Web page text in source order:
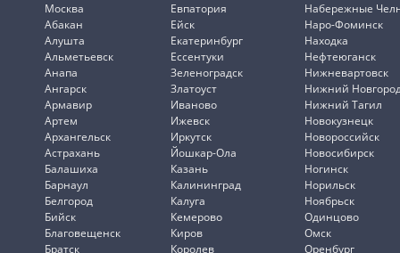
Москва
Абакан
Алушта
Альметьевск
Анапа
Ангарск
Армавир
Артем
Архангельск
Астрахань
Балашиха
Барнаул
Белгород
Бийск
Благовещенск
Братск
Евпатория
Ейск
Екатеринбург
Ессентуки
Зеленоградск
Златоуст
Иваново
Ижевск
Иркутск
Йошкар-Ола
Казань
Калининград
Калуга
Кемерово
Киров
Королев
Набережные
Наро-Фоминск
Находка
Нефтеюганск
Нижневартовск
Нижний
Нижний Тагил
Новокузнецк
Новороссийск
Новосибирск
Ногинск
Норильск
Ноябрьск
Одинцово
Омск
Оренбург